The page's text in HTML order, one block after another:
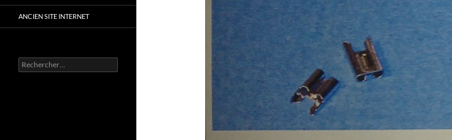
ANCIEN SITE INTERNET
Rechercher :